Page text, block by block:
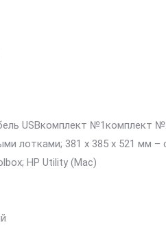
USBкомплект №1комплект
лотками; 381 x 385 x 521 мм
HP Utility (Mac)